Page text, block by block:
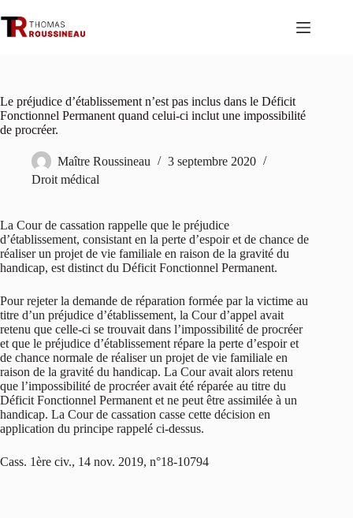
au
contenu
Le préjudice d’établissement n’est pas inclus dans le Déficit
Fonctionnel Permanent quand celui-ci inclut une impossibilité
de procréer.
Maître Roussineau
3 septembre 2020
Droit médical
La Cour de cassation rappelle que le préjudice
d’établissement, consistant en la perte d’espoir et de chance de
réaliser un projet de vie familiale en raison de la gravité du
handicap, est distinct du Déficit Fonctionnel Permanent.
Pour rejeter la demande de réparation formée par la victime au
titre d’un préjudice d’établissement, la Cour d’appel avait
retenu que celle-ci se trouvait dans l’impossibilité de procréer
et que le préjudice d’établissement répare la perte d’espoir et
de chance normale de réaliser un projet de vie familiale en
raison de la gravité du handicap. La Cour avait alors retenu
que l’impossibilité de procréer avait été réparée au titre du
Déficit Fonctionnel Permanent et ne peut être assimilée à un
handicap. La Cour de cassation casse cette décision en
application du principe rappelé ci-dessus.
Cass. 1ère civ., 14 nov. 2019, n°18-10794